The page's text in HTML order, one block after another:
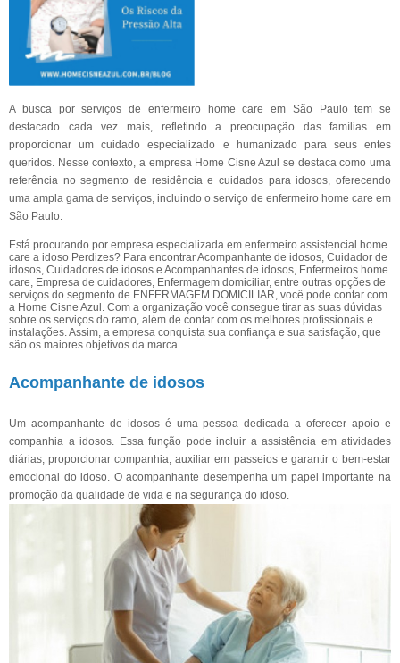
A busca por serviços de enfermeiro home care em São Paulo tem se
destacado cada vez mais, refletindo a preocupação das famílias em
proporcionar um cuidado especializado e humanizado para seus entes
queridos. Nesse contexto, a empresa Home Cisne Azul se destaca como uma
referência no segmento de residência e cuidados para idosos, oferecendo
uma ampla gama de serviços, incluindo o serviço de enfermeiro home care em
São Paulo.
Está procurando por empresa especializada em enfermeiro assistencial home
care a idoso Perdizes? Para encontrar Acompanhante de idosos, Cuidador de
idosos, Cuidadores de idosos e Acompanhantes de idosos, Enfermeiros home
care, Empresa de cuidadores, Enfermagem domiciliar, entre outras opções de
serviços do segmento de ENFERMAGEM DOMICILIAR, você pode contar com
a Home Cisne Azul. Com a organização você consegue tirar as suas dúvidas
sobre os serviços do ramo, além de contar com os melhores profissionais e
instalações. Assim, a empresa conquista sua confiança e sua satisfação, que
são os maiores objetivos da marca.
Acompanhante de idosos
Um acompanhante de idosos é uma pessoa dedicada a oferecer apoio e
companhia a idosos. Essa função pode incluir a assistência em atividades
diárias, proporcionar companhia, auxiliar em passeios e garantir o bem-estar
emocional do idoso. O acompanhante desempenha um papel importante na
promoção da qualidade de vida e na segurança do idoso.